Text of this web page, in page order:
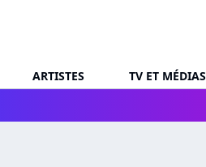
ARTISTES TV ET MÉDIAS